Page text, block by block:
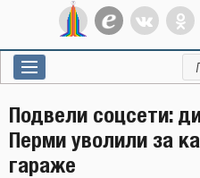
Подвели соцсети:
Перми уволили за
гараже